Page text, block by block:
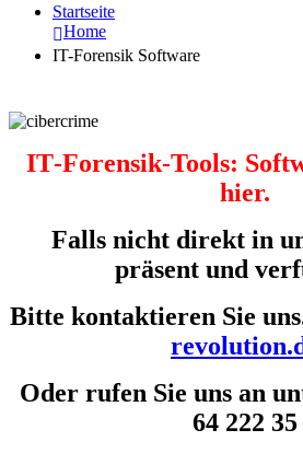
Startseite
Home
IT-Forensik Software
IT‑Forensik‑Tools:
hier.
Falls nicht direkt in
präsent und
Bitte kontaktieren Sie
Oder rufen Sie uns an
64 222 35